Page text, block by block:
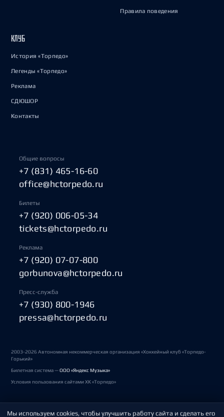
Правила поведения
КЛУБ
История «Торпедо»
Легенды «Торпедо»
Реклама
СДЮШОР
Контакты
Общие вопросы
+7 (831) 465-16-60
office@hctorpedo.ru
Билеты
+7 (920) 006-05-34
tickets@hctorpedo.ru
Реклама
+7 (920) 07-07-800
gorbunova@hctorpedo.ru
Пресс-служба
+7 (930) 800-1946
pressa@hctorpedo.ru
2003-2026 Автономная некоммерческая организация «Хоккейный клуб «Торпедо-
Горький»
Билетная система —ООО «Яндекс Музыка»
Условия пользования сайтами ХК «Торпедо»
Политика обработки персональных данных
Мы используем cookies, чтобы улучшить работу сайта и сделать его